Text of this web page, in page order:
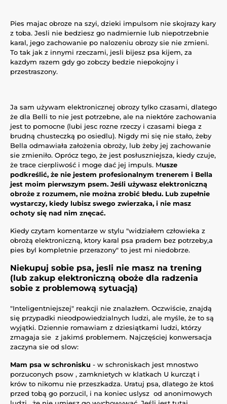
Pies majac obroze na szyi, dzieki impulsom nie skojrazy kary
z toba. Jesli nie bedziesz go nadmiernie lub niepotrzebnie
karal, jego zachowanie po nalozeniu obrozy sie nie zmieni.
To tak jak z innymi rzeczami, jesli bijesz psa kijem, za
kazdym razem gdy go zobczy bedzie niepokojny i
przestraszony.
Ja sam używam elektronicznej obrozy tylko czasami, dlatego
że dla Belli to nie jest potrzebne, ale na niektóre zachowania
jest to pomocne (lubi jesc rozne rzeczy i czasami biega z
brudną chusteczką po osiedlu). Nigdy mi się nie stało, żeby
Bella odmawiała założenia obroży, lub żeby jej zachowanie
sie zmieniło. Oprócz tego, że jest posłuszniejsza, kiedy czuje,
że trace cierpliwość i moge dać jej impuls. Musze
podkreślić, że nie jestem profesionalnym trenerem i Bella
jest moim pierwszym psem. Jeśli używasz elektroniczną
obroże z rozumem, nie można zrobić błedu. Lub zupełnie
wystarczy, kiedy lubisz swego zwierzaka, i nie masz
ochoty się nad nim znęcać.
Kiedy czytam komentarze w stylu "widziałem człowieka z
obrożą elektroniczną, ktory karal psa pradem bez potrzeby,a
pies byl kompletnie przerazony" to jest mi niedobrze.
Niekupuj sobie psa, jesli nie masz na trening
(lub zakup elektroniczną oboże dla radzenia
sobie z problemową sytuacją)
"Inteligentniejszej" reakcji nie znalazłem. Oczwiście, znajdą
się przypadki nieodpowiedzialnych ludzi, ale myśle, że to są
wyjątki. Dziennie romawiam z dziesiątkami ludzi, którzy
zmagaja sie z jakimś problemem. Najczęściej konwersacja
zaczyna sie od slow:
Mam psa w schronisku - w schroniskach jest mnostwo
porzuconych psow , zamknietych w klatkach U kurcząt i
krów to nikomu nie przeszkadza. Uratuj psa, dlatego że ktoś
przed tobą go porzucil, i na koniec uslysz od anonimowych